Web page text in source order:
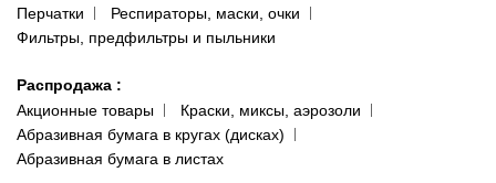
Перчатки
Респираторы, маски, очки
Фильтры, предфильтры и пыльники
Распродажа :
Акционные товары
Краски, миксы, аэрозоли
Абразивная бумага в кругах (дисках)
Абразивная бумага в листах